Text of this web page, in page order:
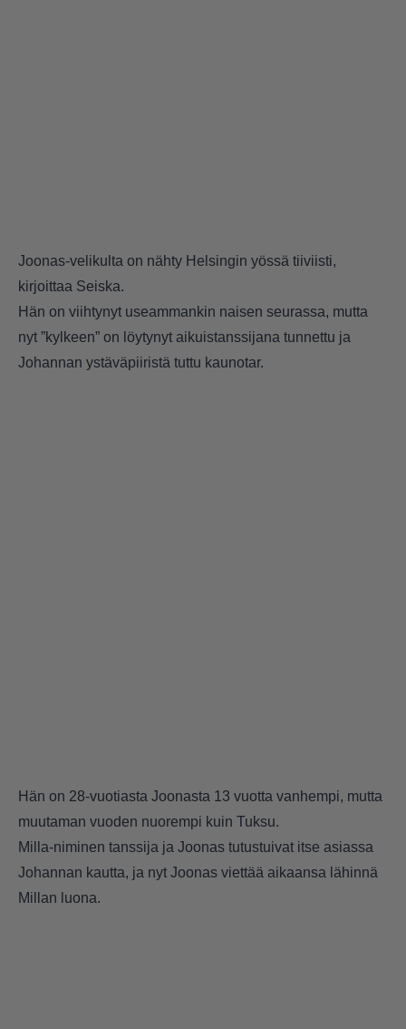
Joonas-velikulta on nähty Helsingin yössä tiiviisti,
kirjoittaa Seiska.
Hän on viihtynyt useammankin naisen seurassa, mutta
nyt ”kylkeen” on löytynyt aikuistanssijana tunnettu ja
Johannan ystäväpiiristä tuttu kaunotar.
Hän on 28-vuotiasta Joonasta 13 vuotta vanhempi, mutta
muutaman vuoden nuorempi kuin Tuksu.
Milla-niminen tanssija ja Joonas tutustuivat itse asiassa
Johannan kautta, ja nyt Joonas viettää aikaansa lähinnä
Millan luona.